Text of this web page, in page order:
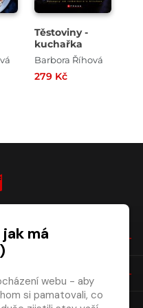
Těstoviny -
kuchařka
Barbora Říhová
279 Kč
má
webu - aby
si pamatovali, co